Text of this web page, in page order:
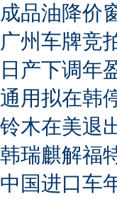
成品油降价
广州车牌竞
日产下调年
通用拟在韩
铃木在美退
韩瑞麒解福
中国进口车